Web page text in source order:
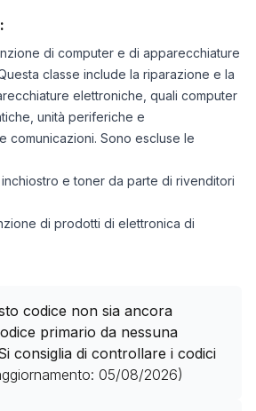
di computer e di apparecchiature
classe include la riparazione e la
elettroniche, quali computer
unità periferiche e
comunicazioni. Sono escluse le
e toner da parte di rivenditori
di prodotti di elettronica di
codice non sia ancora
primario da nessuna
consiglia di controllare i codici
05/08/2026)